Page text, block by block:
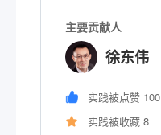
主要贡献人
徐东伟
实践被点赞 100
实践被收藏 8